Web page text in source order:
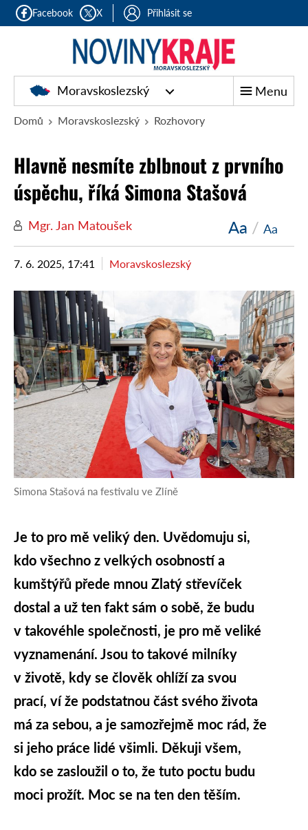
Facebook X Přihlásit se
Moravskoslezský Menu
Domů Moravskoslezský Rozhovory
Hlavně nesmíte zblbnout z prvního
úspěchu, říká Simona Stašová
Mgr. Jan Matoušek Aa / Aa
7. 6. 2025, 17:41 Moravskoslezský
Simona Stašová na festivalu ve Zlíně
Je to pro mě veliký den. Uvědomuju si,
kdo všechno z velkých osobností a
kumštýřů přede mnou Zlatý střevíček
dostal a už ten fakt sám o sobě, že budu
v takovéhle společnosti, je pro mě veliké
vyznamenání. Jsou to takové milníky
v životě, kdy se člověk ohlíží za svou
prací, ví že podstatnou část svého života
má za sebou, a je samozřejmě moc rád, že
si jeho práce lidé všimli. Děkuji všem,
kdo se zasloužil o to, že tuto poctu budu
moci prožít. Moc se na ten den těším.